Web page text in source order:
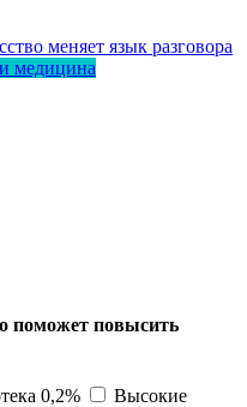
меняет язык разговора
медицина
поможет повысить
0,2%
Высокие